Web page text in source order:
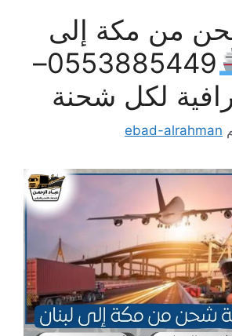
من مكة إلى
0553885449–
لكل شحنة
ebad-alrahman